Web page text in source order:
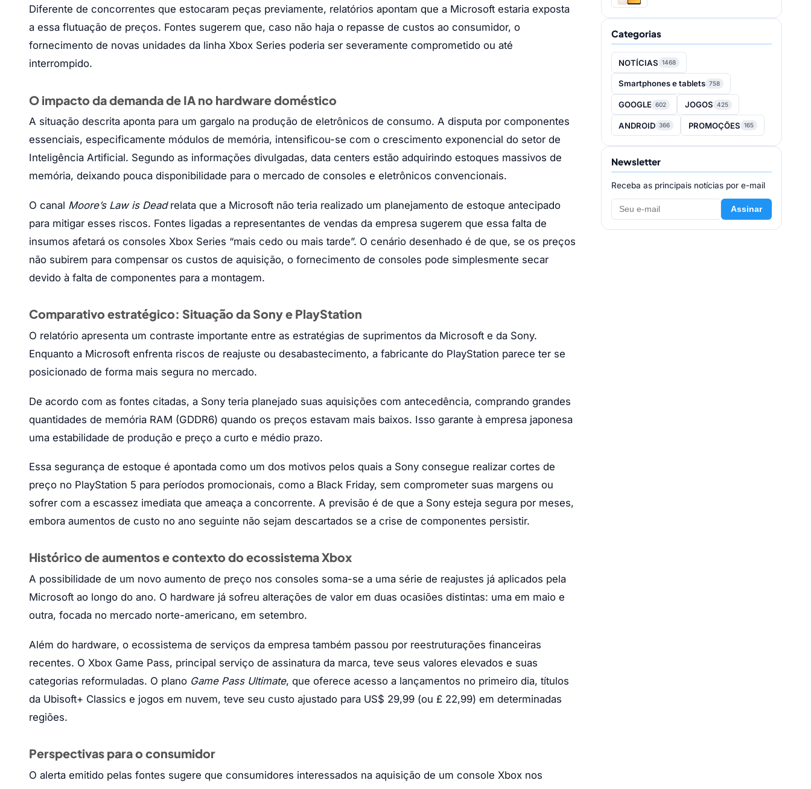
Diferente de concorrentes que estocaram peças previamente, relatórios apontam que a Microsoft estaria exposta
a essa flutuação de preços. Fontes sugerem que, caso não haja o repasse de custos ao consumidor, o
fornecimento de novas unidades da linha Xbox Series poderia ser severamente comprometido ou até
interrompido.
O impacto da demanda de IA no hardware doméstico
A situação descrita aponta para um gargalo na produção de eletrônicos de consumo. A disputa por componentes
essenciais, especificamente módulos de memória, intensificou-se com o crescimento exponencial do setor de
Inteligência Artificial. Segundo as informações divulgadas, data centers estão adquirindo estoques massivos de
memória, deixando pouca disponibilidade para o mercado de consoles e eletrônicos convencionais.
O canal Moore’s Law is Deadrelata que a Microsoft não teria realizado um planejamento de estoque antecipado
para mitigar esses riscos. Fontes ligadas a representantes de vendas da empresa sugerem que essa falta de
insumos afetará os consoles Xbox Series “mais cedo ou mais tarde”. O cenário desenhado é de que, se os preços
não subirem para compensar os custos de aquisição, o fornecimento de consoles pode simplesmente secar
devido à falta de componentes para a montagem.
Comparativo estratégico: Situação da Sony e PlayStation
O relatório apresenta um contraste importante entre as estratégias de suprimentos da Microsoft e da Sony.
Enquanto a Microsoft enfrenta riscos de reajuste ou desabastecimento, a fabricante do PlayStation parece ter se
posicionado de forma mais segura no mercado.
De acordo com as fontes citadas, a Sony teria planejado suas aquisições com antecedência, comprando grandes
quantidades de memória RAM (GDDR6) quando os preços estavam mais baixos. Isso garante à empresa japonesa
uma estabilidade de produção e preço a curto e médio prazo.
Essa segurança de estoque é apontada como um dos motivos pelos quais a Sony consegue realizar cortes de
preço no PlayStation 5 para períodos promocionais, como a Black Friday, sem comprometer suas margens ou
sofrer com a escassez imediata que ameaça a concorrente. A previsão é de que a Sony esteja segura por meses,
embora aumentos de custo no ano seguinte não sejam descartados se a crise de componentes persistir.
Histórico de aumentos e contexto do ecossistema Xbox
A possibilidade de um novo aumento de preço nos consoles soma-se a uma série de reajustes já aplicados pela
Microsoft ao longo do ano. O hardware já sofreu alterações de valor em duas ocasiões distintas: uma em maio e
outra, focada no mercado norte-americano, em setembro.
Além do hardware, o ecossistema de serviços da empresa também passou por reestruturações financeiras
recentes. O Xbox Game Pass, principal serviço de assinatura da marca, teve seus valores elevados e suas
categorias reformuladas. O plano Game Pass Ultimate, que oferece acesso a lançamentos no primeiro dia, títulos
da Ubisoft+ Classics e jogos em nuvem, teve seu custo ajustado para US$ 29,99 (ou £ 22,99) em determinadas
regiões.
Perspectivas para o consumidor
O alerta emitido pelas fontes sugere que consumidores interessados na aquisição de um console Xbox nos
Categorias
NOTÍCIAS 1468
Smartphones e tablets 758
GOOGLE 602 JOGOS 425
ANDROID 366 PROMOÇÕES 165
Newsletter
Receba as principais notícias por e-mail
Assinar